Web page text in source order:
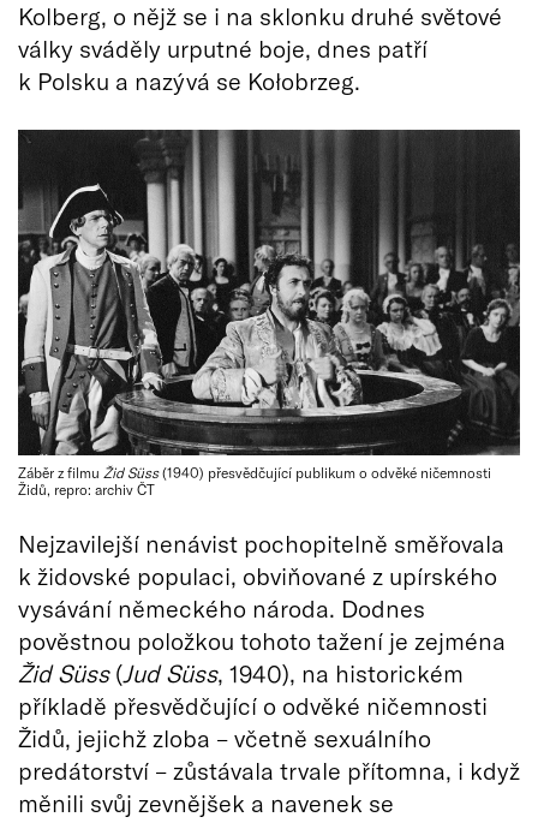
Kolberg, o nějž se i na sklonku druhé světové
války sváděly urputné boje, dnes patří
k Polsku a nazývá se Kołobrzeg.
Záběr z filmu Žid Süss(1940) přesvědčující publikum o odvěké ničemnosti
Židů, repro: archiv ČT
Nejzavilejší nenávist pochopitelně směřovala
k židovské populaci, obviňované z upírského
vysávání německého národa. Dodnes
pověstnou položkou tohoto tažení je zejména
Žid Süss(Jud Süss, 1940), na historickém
příkladě přesvědčující o odvěké ničemnosti
Židů, jejichž zloba – včetně sexuálního
predátorství – zůstávala trvale přítomna, i když
měnili svůj zevnějšek a navenek se